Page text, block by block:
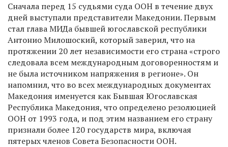
Сначала перед 15 судьями суда ООН в течение двух
дней выступали представители Македонии. Первым
стал глава МИДа бывшей югославской республики
Антонио Милошоский, который заверил, что на
протяжении 20 лет независимости его страна «строго
следовала всем международным договоренностям и
не была источником напряжения в регионе». Он
напомнил, что во всех международных документах
Македония именуется как Бывшая Югославская
Республика Македония, что определено резолюцией
ООН от 1993 года, и под этим названием его страну
признали более 120 государств мира, включая
пятерых членов Совета Безопасности ООН.